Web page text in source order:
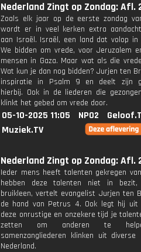
Nederland Zingt op Zondag: Afl.
Zoals elk jaar op de eerste zondag
wordt er in veel kerken extra
aan Israël. Israël, een land dat volop in
We bidden om vrede, voor Jeruzalem
mensen in Gaza. Maar wat als die
Wat kun je dan nog bidden? Jurjen ten
inspiratie in Psalm 9 en deelt zijn
hierbij. Ook in de liederen die
klinkt het gebed om vrede door.
05-10-2025 11:05 NPO2
Muziek.TV
Nederland Zingt op Zondag: Afl.
Ieder mens heeft talenten gekregen
hebben deze talenten niet in
bruikleen, vertelt evangelist Jurjen ten
de hand van Petrus 4. Ook legt hij
deze onrustige en onzekere tijd je
zetten om anderen te
samenzangliederen klinken uit diverse
Nederland.